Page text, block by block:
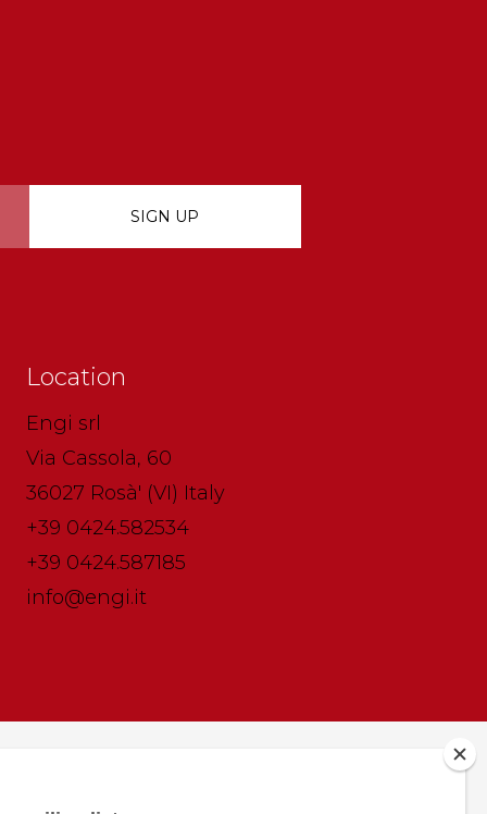
Location
Engi srl
Via Cassola, 60
36027 Rosà' (VI) Italy
+39 0424.582534
+39 0424.587185
info@engi.it